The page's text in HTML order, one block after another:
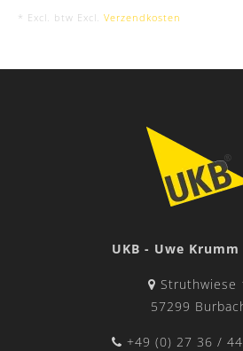
* Excl. btw Excl. Verzendkosten
UKB - Uwe Krumm
Struthwiese
57299
+49 (0) 27 36 /